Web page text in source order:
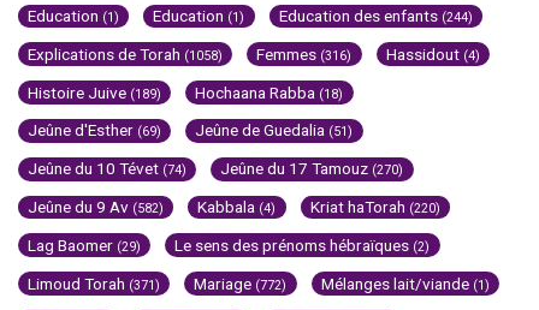
Education (1) Education (1) Education des enfants (244)
Explications de Torah (1058) Femmes (316) Hassidout (4)
Histoire Juive (189) Hochaana Rabba (18)
Jeûne d'Esther (69) Jeûne de Guedalia (51)
Jeûne du 10 Tévet (74) Jeûne du 17 Tamouz (270)
Jeûne du 9 Av (582) Kabbala (4) Kriat haTorah (220)
Lag Baomer (29) Le sens des prénoms hébraïques (2)
Limoud Torah (371) Mariage (772) Mélanges lait/viande (1)